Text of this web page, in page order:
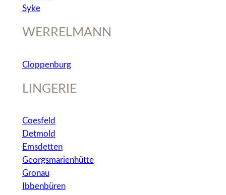
Syke
WERRELMANN
Cloppenburg
LINGERIE
Coesfeld
Detmold
Emsdetten
Georgsmarienhütte
Gronau
Ibbenbüren